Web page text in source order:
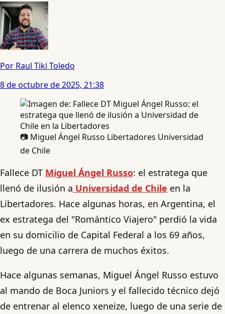
Por Raul Tiki Toledo
8 de octubre de 2025, 21:38
📷 Miguel Ángel Russo Libertadores Universidad
de Chile
Fallece DT Miguel Ángel Russo: el estratega que
llenó de ilusión a Universidad de Chile en la
Libertadores. Hace algunas horas, en Argentina, el
ex estratega del "Romántico Viajero" perdió la vida
en su domicilio de Capital Federal a los 69 años,
luego de una carrera de muchos éxitos.
Hace algunas semanas, Miguel Ángel Russo estuvo
al mando de Boca Juniors y el fallecido técnico dejó
de entrenar al elenco xeneize, luego de una serie de